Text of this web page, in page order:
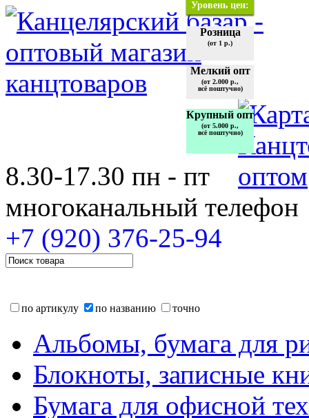
Уровень цен:
Розница
(от 1 р.)
Мелкий опт
(от 2.000 р.,
всё поштучно)
Крупный опт
(от 5.000 р.,
всё поштучно)
8.30-17.30 пн - пт
многоканальный телефон
+7 (920) 376-25-94
по артикулу по названию точно
Альбомы, бумага для
Блокноты, записные
Бумага для офисной